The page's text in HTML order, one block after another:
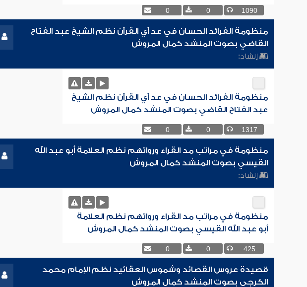
1090
0
0
منظومة الفرائد الحسان في عد آي القرآن نظم الشيخ عبد الفتاح
القاضي بصوت المنشد كمال المروش
إنشاد:
منظومة الفرائد الحسان في عد آي القرآن نظم الشيخ
عبد الفتاح القاضي بصوت المنشد كمال المروش
1317
0
0
منظومة في مراتب مد القراء ورواتهم نظم العلامة أبو عبد الله
القيسي بصوت المنشد كمال المروش
إنشاد:
منظومة في مراتب مد القراء ورواتهم نظم العلامة
أبو عبد الله القيسي بصوت المنشد كمال المروش
425
0
0
قصيدة عروس القصائد وشموس العقائيد نظم الإمام محمد
الكرجي بصوت المنشد كمال المروش